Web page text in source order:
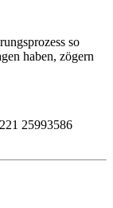
so
haben, zögern
25993586